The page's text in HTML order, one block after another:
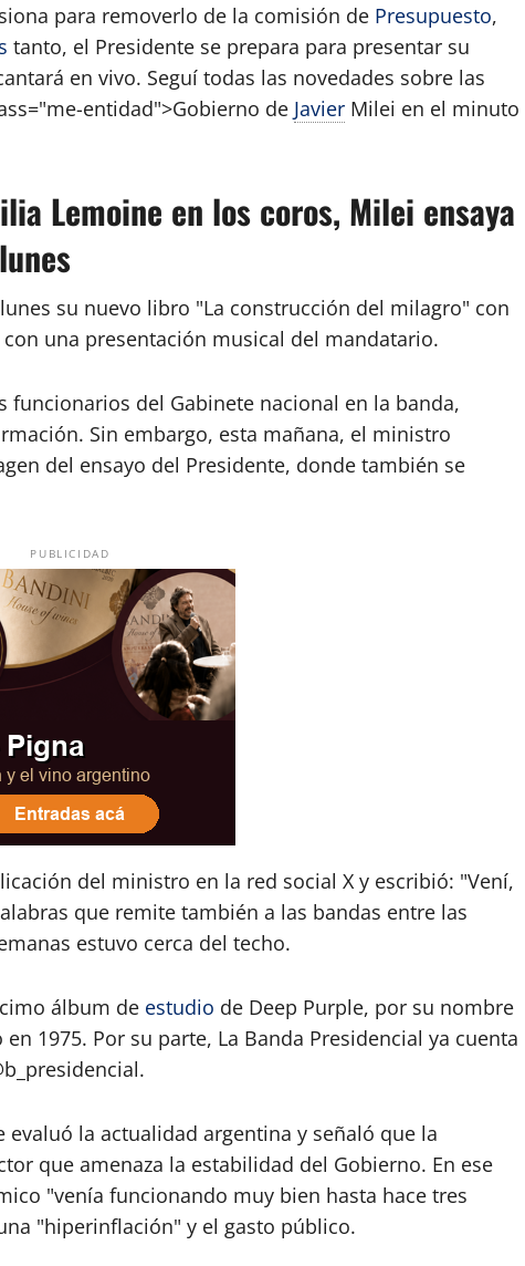
para removerlo de la comisión de Presupuesto,
tanto, el Presidente se prepara para presentar su
en vivo. Seguí todas las novedades sobre las
entidad">Gobierno de Javier Milei en el minuto
Lemoine en los coros, Milei ensaya
su nuevo libro "La construcción del milagro" con
una presentación musical del mandatario.
funcionarios del Gabinete nacional en la banda,
Sin embargo, esta mañana, el ministro
del ensayo del Presidente, donde también se
PUBLICIDAD
del ministro en la red social X y escribió: "Vení,
que remite también a las bandas entre las
estuvo cerca del techo.
álbum de estudio de Deep Purple, por su nombre
1975. Por su parte, La Banda Presidencial ya cuenta
la actualidad argentina y señaló que la
que amenaza la estabilidad del Gobierno. En ese
"venía funcionando muy bien hasta hace tres
"hiperinflación" y el gasto público.